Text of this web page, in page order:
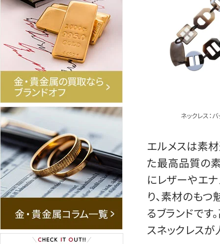
ネックレス：
エルメスは素
た最高品質の
にレザーやエ
り、素材のも
るブランドです
スネックレスが